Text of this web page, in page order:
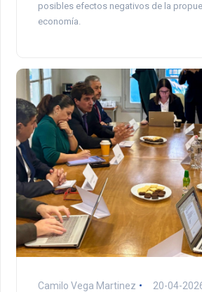
posibles efectos negativos de la
economía.
Camilo Vega Martinez 20-04-